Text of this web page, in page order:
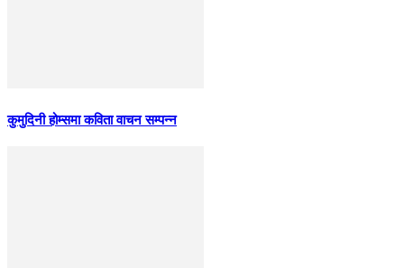
कुमुदिनी होम्समा कविता वाचन सम्पन्न